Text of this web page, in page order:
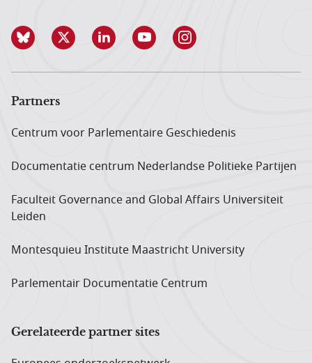
Partners
Centrum voor Parlementaire Geschiedenis
Documentatie centrum Neder­landse Politieke Partijen
Faculteit Governance and Global Affairs Universiteit
Leiden
Montesquieu Institute Maastricht University
Parlementair Documentatie Centrum
Gerelateerde partner sites